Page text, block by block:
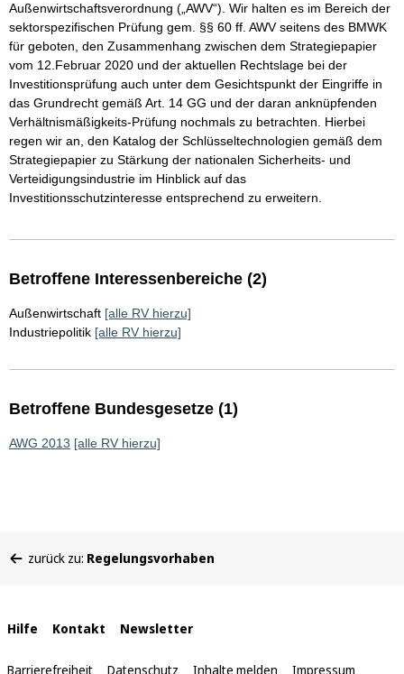
Außenwirtschaftsverordnung („AWV“). Wir halten es im Bereich der
sektorspezifischen Prüfung gem. §§ 60 ff. AWV seitens des BMWK
für geboten, den Zusammenhang zwischen dem Strategiepapier
vom 12.Februar 2020 und der aktuellen Rechtslage bei der
Investitionsprüfung auch unter dem Gesichtspunkt der Eingriffe in
das Grundrecht gemäß Art. 14 GG und der daran anknüpfenden
Verhältnismäßigkeits-Prüfung nochmals zu betrachten. Hierbei
regen wir an, den Katalog der Schlüsseltechnologien gemäß dem
Strategiepapier zu Stärkung der nationalen Sicherheits- und
Verteidigungsindustrie im Hinblick auf das
Investitionsschutzinteresse entsprechend zu erweitern.
Betroffene Interessenbereiche (2)
Außenwirtschaft [alle RV hierzu]
Industriepolitik [alle RV hierzu]
Betroffene Bundesgesetze (1)
AWG 2013 [alle RV hierzu]
befinden
zurück zu: Regelungsvorhaben
Interne
Links
Hilfe Kontakt Newsletter
Barrierefreiheit Datenschutz Inhalte melden Impressum